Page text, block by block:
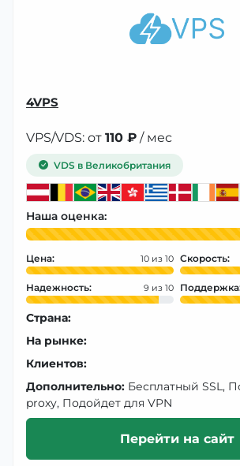
4VPS
VPS/VDS: от 110 ₽ / мес
VDS в Великобритания
Наша оценка:
Цена: 10 Скорость:
Надежность: 9
Страна:
На рынке:
Клиентов:
Дополнительно: Бесплатный SSL,
proxy, Подойдет для VPN
Перейти на сайт